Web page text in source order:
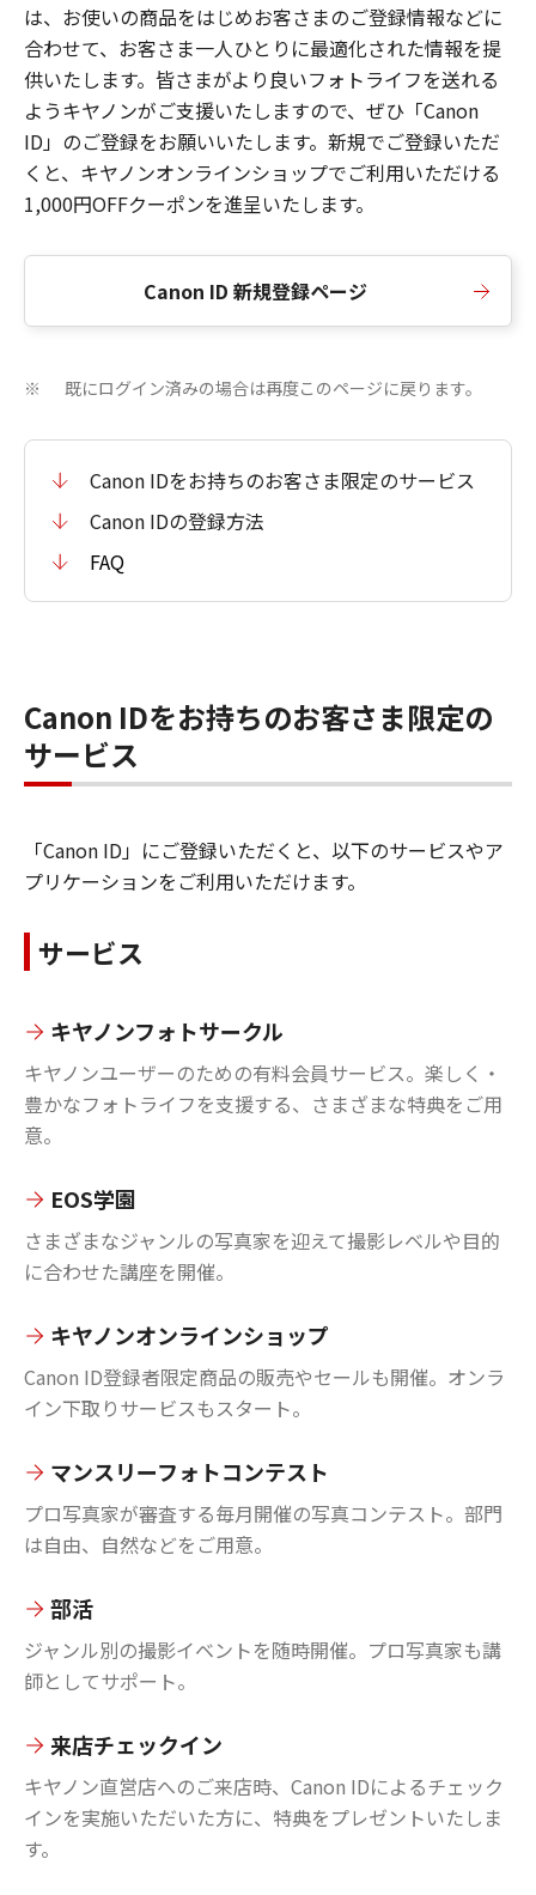
は、お使いの商品をはじめお客さまのご登録情報などに
合わせて、お客さま一人ひとりに最適化された情報を提
供いたします。皆さまがより良いフォトライフを送れる
ようキヤノンがご支援いたしますので、ぜひ「Canon
ID」のご登録をお願いいたします。新規でご登録いただ
くと、キヤノンオンラインショップでご利用いただける
1,000円OFFクーポンを進呈いたします。
Canon ID 新規登録ページ
※ 既にログイン済みの場合は再度このページに戻ります。
Canon IDをお持ちのお客さま限定のサービス
Canon IDの登録方法
FAQ
Canon IDをお持ちのお客さま限定の
サービス
「Canon ID」にご登録いただくと、以下のサービスやア
プリケーションをご利用いただけます。
サービス
キヤノンフォトサークル
キヤノンユーザーのための有料会員サービス。楽しく・
豊かなフォトライフを支援する、さまざまな特典をご用
意。
EOS学園
さまざまなジャンルの写真家を迎えて撮影レベルや目的
に合わせた講座を開催。
キヤノンオンラインショップ
Canon ID登録者限定商品の販売やセールも開催。オンラ
イン下取りサービスもスタート。
マンスリーフォトコンテスト
プロ写真家が審査する毎月開催の写真コンテスト。部門
は自由、自然などをご用意。
部活
ジャンル別の撮影イベントを随時開催。プロ写真家も講
師としてサポート。
来店チェックイン
キヤノン直営店へのご来店時、Canon IDによるチェック
インを実施いただいた方に、特典をプレゼントいたしま
す。